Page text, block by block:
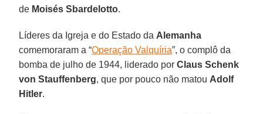
de Moisés Sbardelotto.
Líderes da Igreja e do Estado da Alemanha
comemoraram a “Operação Valquíria”, o complô da
bomba de julho de 1944, liderado porClaus Schenk
von Stauffenberg, que por pouco não matou Adolf
Hitler.